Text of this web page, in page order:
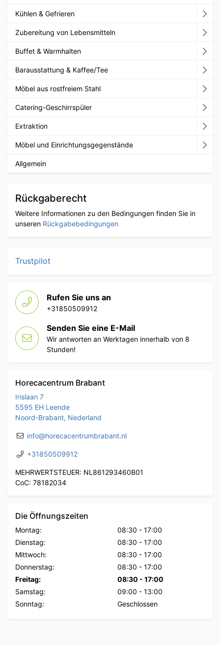
Kühlen & Gefrieren
Zubereitung von Lebensmitteln
Buffet & Warmhalten
Barausstattung & Kaffee/Tee
Möbel aus rostfreiem Stahl
Catering-Geschirrspüler
Extraktion
Möbel und Einrichtungsgegenstände
Allgemein
Rückgaberecht
Weitere Informationen zu den Bedingungen finden Sie in
unseren Rückgabebedingungen
Trustpilot
Rufen Sie uns an
+31850509912
Senden Sie eine E-Mail
Wir antworten an Werktagen innerhalb von 8
Stunden!
Horecacentrum Brabant
Irislaan 7
5595 EH Leende
Noord-Brabant, Nederland
info@horecacentrumbrabant.nl
+31850509912
MEHRWERTSTEUER: NL861293460B01
CoC: 78182034
Die Öffnungszeiten
Montag: 08:30 - 17:00
Dienstag:
08:30 - 17:00
Mittwoch:
08:30 - 17:00
Donnerstag:
08:30 - 17:00
Freitag:
08:30 - 17:00
Samstag:
09:00 - 13:00
Sonntag:
Geschlossen